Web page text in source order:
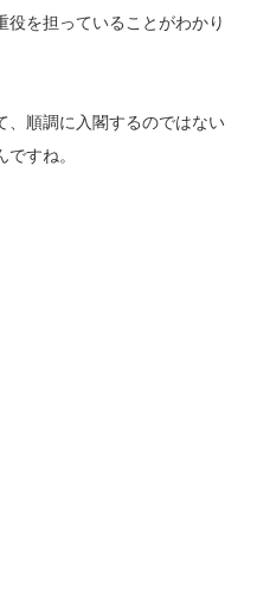
役を担っていることがわかり
、順調に入閣するのではない
すね。